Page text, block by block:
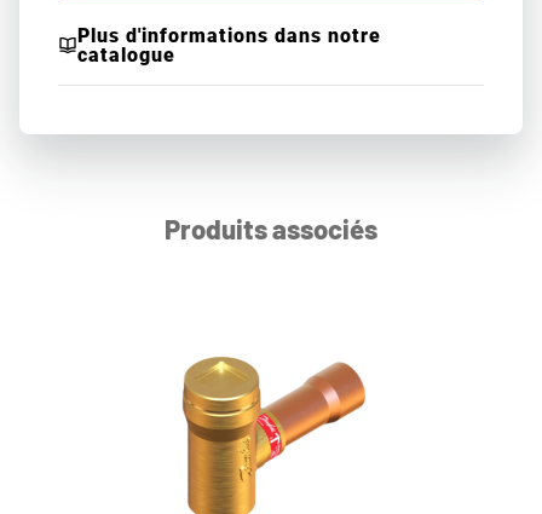
Plus d'informations dans notre
catalogue
Produits associés